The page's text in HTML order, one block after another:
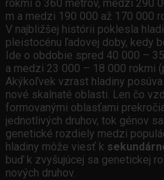
rokmi o 360 metrov, medzi 290
m a medzi 190 000 až 170 000
V najbližšej histórii poklesla
pleistocénu ľadovej doby, kedy
Ide o obdobie spred 40 000 –
a medzi 23 000 – 18 000 rokmi
Akýkoľvek vzrast hladiny
nové skalnaté oblasti. Len čo
formovanými oblasťami
jednotlivých druhov, tok génov
genetické rozdiely medzi
hladiny môže viesť k
buď k zvyšujúcej sa genetickej
nových druhov.